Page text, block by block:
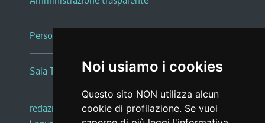
Noi usiamo i cookies
Questo sito NON utilizza alcun
cookie di profilazione. Se vuoi
Persone e Uffici
Sala Tiziano Tessitori
redazione web |note legali |glossario